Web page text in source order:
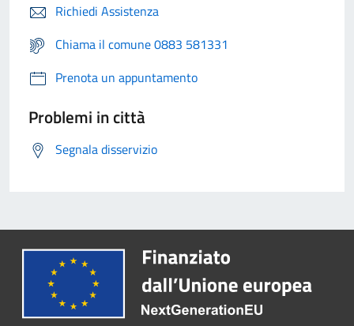
Richiedi Assistenza
Chiama il comune 0883 581331
Prenota un appuntamento
Problemi in città
Segnala disservizio